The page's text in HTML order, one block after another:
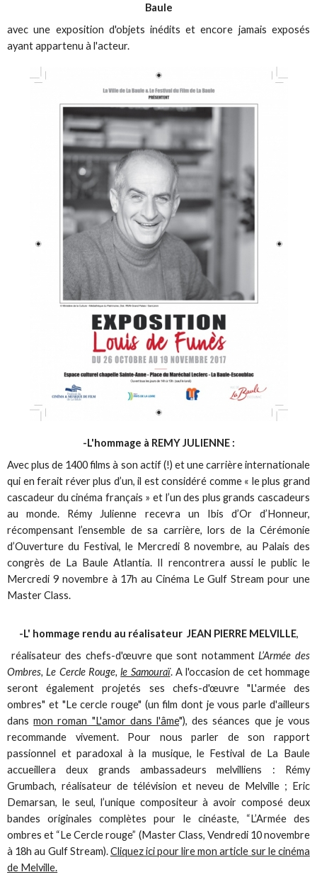
Baule
avec une exposition d'objets inédits et encore jamais exposés
ayant appartenu à l'acteur.
-L'hommage à REMY JULIENNE :
Avec plus de 1400 films à son actif (!) et une carrière internationale
qui en ferait réver plus d’un, il est considéré comme « le plus grand
cascadeur du cinéma français » et l’un des plus grands cascadeurs
au monde. Rémy Julienne recevra un Ibis d’Or d’Honneur,
récompensant l’ensemble de sa carrière, lors de la Cérémonie
d’Ouverture du Festival, le Mercredi 8 novembre, au Palais des
congrès de La Baule Atlantia. Il rencontrera aussi le public le
Mercredi 9 novembre à 17h au Cinéma Le Gulf Stream pour une
Master Class.
-L' hommage rendu au réalisateur JEAN PIERRE MELVILLE,
réalisateur des chefs-d'œuvre que sont notammentL’Armée des
Ombres, Le Cercle Rouge,le Samouraï. A l'occasion de cet hommage
seront également projetés ses chefs-d'œuvre "L'armée des
ombres" et "Le cercle rouge" (un film dont je vous parle d'ailleurs
dansmon roman "L'amor dans l'âme"), des séances que je vous
recommande vivement. Pour nous parler de son rapport
passionnel et paradoxal à la musique, le Festival de La Baule
accueillera deux grands ambassadeurs melvilliens : Rémy
Grumbach, réalisateur de télévision et neveu de Melville ; Eric
Demarsan, le seul, l’unique compositeur à avoir composé deux
bandes originales complètes pour le cinéaste, “L’Armée des
ombres et “Le Cercle rouge” (Master Class, Vendredi 10 novembre
à 18h au Gulf Stream).Cliquez ici pour lire mon article sur le cinéma
de Melville.